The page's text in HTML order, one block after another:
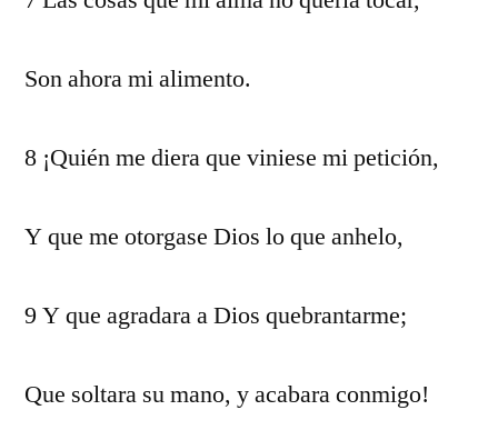
Son ahora mi alimento.
8 ¡Quién me diera que viniese mi petición,
Y que me otorgase Dios lo que anhelo,
9 Y que agradara a Dios quebrantarme;
Que soltara su mano, y acabara conmigo!